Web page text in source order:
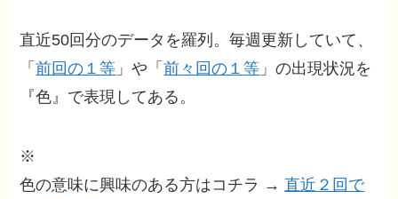
直近50回分のデータを羅列。毎週更新していて、
「前回の１等 」や「前々回の１等 」の出現状況を
『色』で表現してある。
※
色の意味に興味のある方はコチラ → 直近２回で